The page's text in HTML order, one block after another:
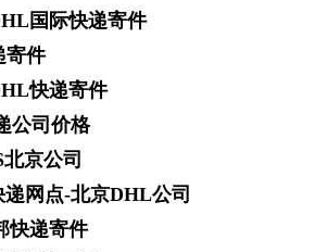
国际快递寄件
寄件
快递寄件
公司价格
京公司
网点-北京DHL公司
快递寄件